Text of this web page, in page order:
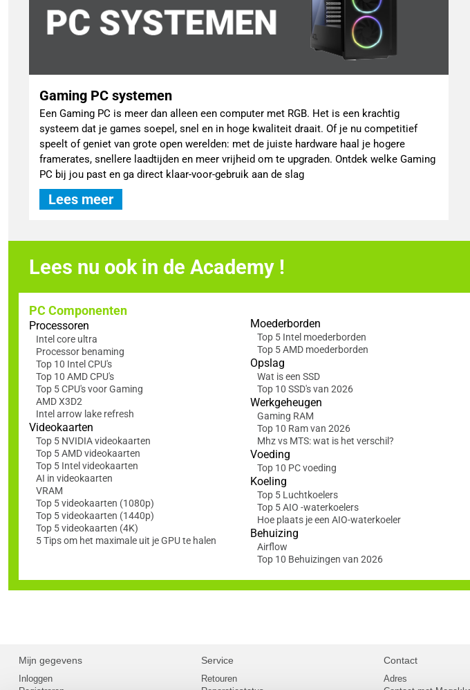
Gaming PC systemen
Een Gaming PC is meer dan alleen een computer met RGB. Het is een krachtig
systeem dat je games soepel, snel en in hoge kwaliteit draait. Of je nu competitief
speelt of geniet van grote open werelden: met de juiste hardware haal je hogere
framerates, snellere laadtijden en meer vrijheid om te upgraden. Ontdek welke Gaming
PC bij jou past en ga direct klaar-voor-gebruik aan de slag
Lees meer
Lees nu ook in de Academy !
PC Componenten
Processoren
Intel core ultra
Processor benaming
Top 10 Intel CPU's
Top 10 AMD CPU's
Top 5 CPU's voor Gaming
AMD X3D2
Intel arrow lake refresh
Videokaarten
Top 5 NVIDIA videokaarten
Top 5 AMD videokaarten
Top 5 Intel videokaarten
AI in videokaarten
VRAM
Top 5 videokaarten (1080p)
Top 5 videokaarten (1440p)
Top 5 videokaarten (4K)
5 Tips om het maximale uit je GPU te halen
Moederborden
Top 5 Intel moederborden
Top 5 AMD moederborden
Opslag
Wat is een SSD
Top 10 SSD's van 2026
Werkgeheugen
Gaming RAM
Top 10 Ram van 2026
Mhz vs MTS: wat is het verschil?
Voeding
Top 10 PC voeding
Koeling
Top 5 Luchtkoelers
Top 5 AIO -waterkoelers
Hoe plaats je een AIO-waterkoeler
Behuizing
Airflow
Top 10 Behuizingen van 2026
Mijn gegevens
Inloggen
Service
Retouren
Contact
Adres